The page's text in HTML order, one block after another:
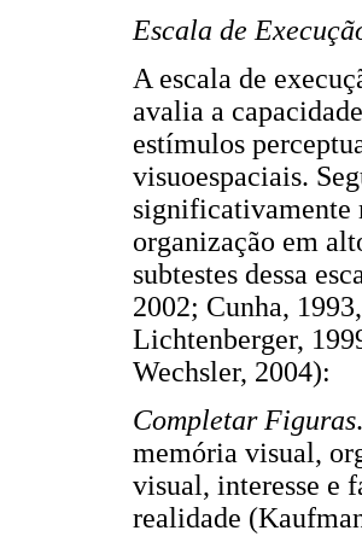
Escala de
A escala de
avalia a
estímulos
visuoespaciais.
significativamente
organização em
subtestes dessa
2002; Cunha,
Lichtenberger,
Wechsler, 2004):
Completar Figuras
memória visual,
visual, interesse e
realidade